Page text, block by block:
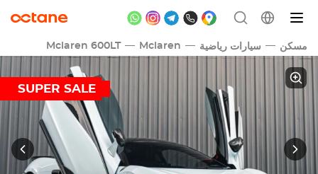
مسكن سيارات رياضية Mclaren
Mclaren 600LT
SUPER SALE